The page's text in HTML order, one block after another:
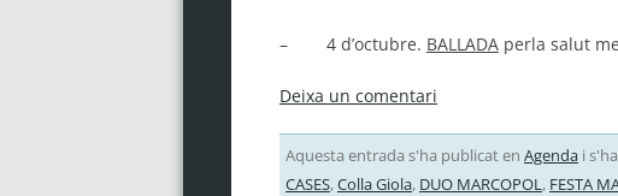
– 4 d’octubre. BALLADAperla salut
Deixa un comentari
Aquesta entrada s'ha publicat en Agendai
CASES,Colla Giola, DUO MARCOPOL, FESTA